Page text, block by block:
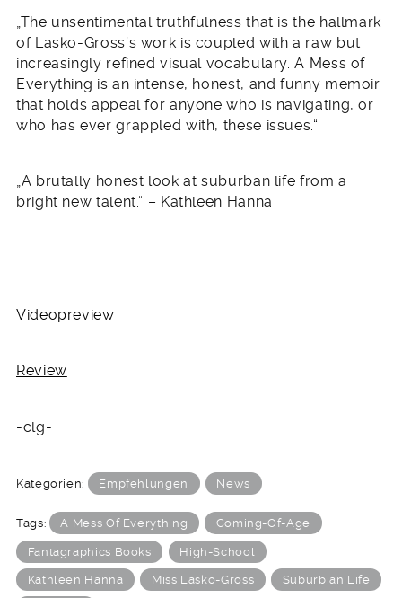
„The unsentimental truthfulness that is the hallmark
of Lasko-Gross’s work is coupled with a raw but
increasingly refined visual vocabulary. A Mess of
Everything is an intense, honest, and funny memoir
that holds appeal for anyone who is navigating, or
who has ever grappled with, these issues.“
„A brutally honest look at suburban life from a
bright new talent.“ – Kathleen Hanna
Videopreview
Review
-clg-
Kategorien: Empfehlungen News
Tags: A Mess Of Everything Coming-Of-Age
Fantagraphics Books High-School
Kathleen Hanna Miss Lasko-Gross Suburbian Life